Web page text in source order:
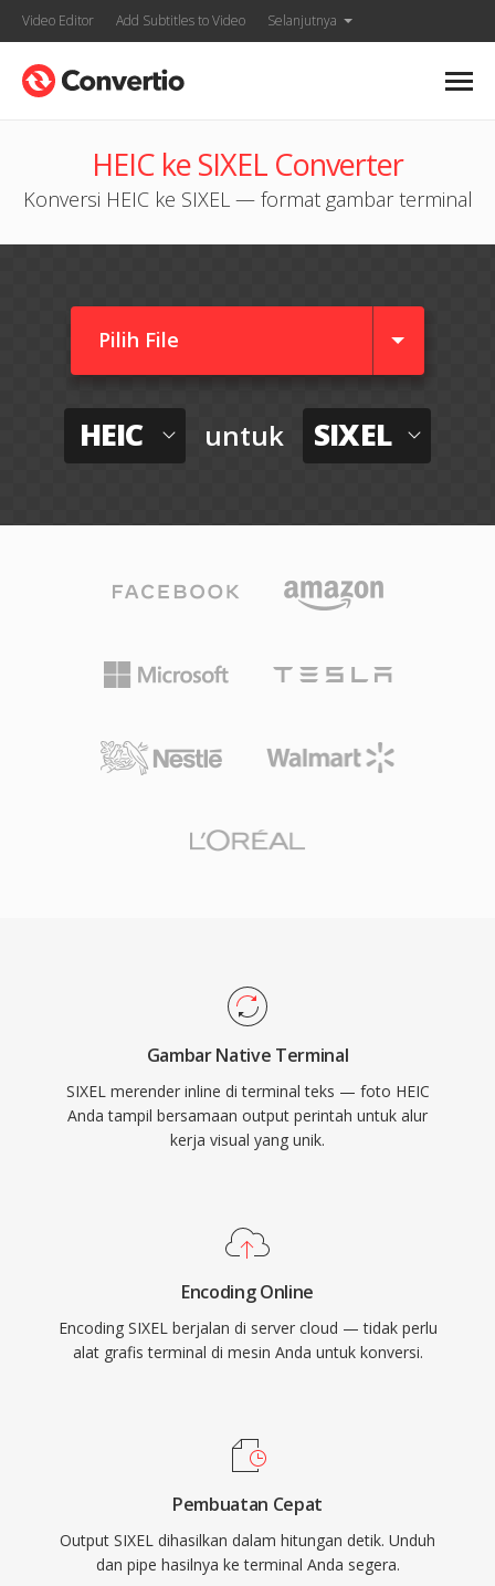
Video Editor Add Subtitles to Video Selanjutnya
HEIC ke SIXEL Converter
Konversi HEIC ke SIXEL — format gambar terminal
Pilih File
HEIC untuk SIXEL
Gambar Native Terminal
SIXEL merender inline di terminal teks — foto HEIC
Anda tampil bersamaan output perintah untuk alur
kerja visual yang unik.
Encoding Online
Encoding SIXEL berjalan di server cloud — tidak perlu
alat grafis terminal di mesin Anda untuk konversi.
Pembuatan Cepat
Output SIXEL dihasilkan dalam hitungan detik. Unduh
dan pipe hasilnya ke terminal Anda segera.